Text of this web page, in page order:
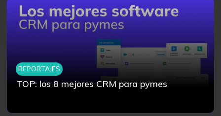
REPORTAJES
TOP: los 8 mejores CRM para pymes